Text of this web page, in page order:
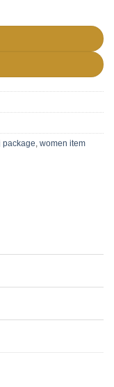
Bundle quantity
package, women item